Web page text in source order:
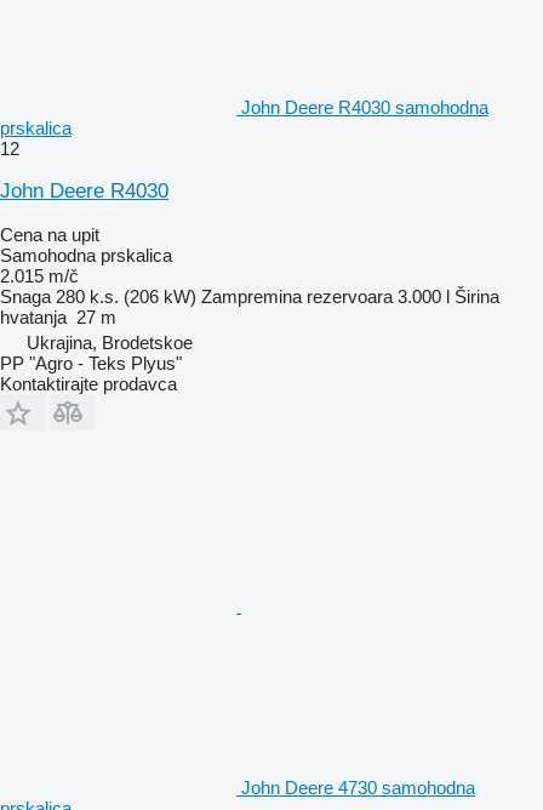
John Deere R4030 samohodna
prskalica
12
John Deere R4030
Cena na upit
Samohodna prskalica
2.015 m/č
Snaga 280 k.s. (206 kW) Zampremina rezervoara 3.000 l Širina
hvatanja 27 m
Ukrajina, Brodetskoe
PP "Agro - Teks Plyus"
Kontaktirajte prodavca
John Deere 4730 samohodna